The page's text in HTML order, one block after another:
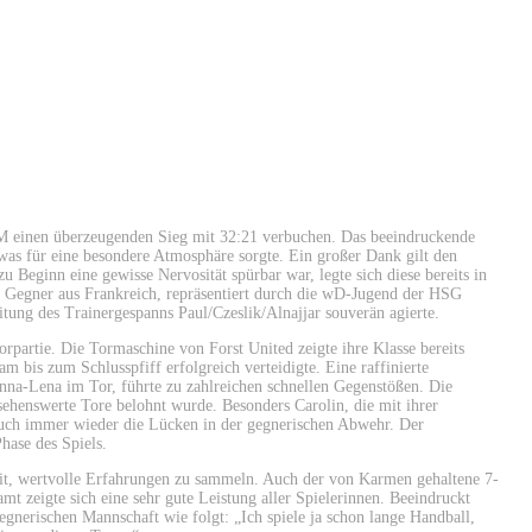
überzeugenden Sieg mit 32:21 verbuchen. Das beeindruckende
für eine besondere Atmosphäre sorgte. Ein großer Dank gilt den
Beginn eine gewisse Nervosität spürbar war, legte sich diese bereits in
aus Frankreich, repräsentiert durch die wD-Jugend der HSG
des Trainergespanns Paul/Czeslik/Alnajjar souverän agierte.
Die Tormaschine von Forst United zeigte ihre Klasse bereits
bis zum Schlusspfiff erfolgreich verteidigte. Eine raffinierte
Lena im Tor, führte zu zahlreichen schnellen Gegenstößen. Die
Tore belohnt wurde. Besonders Carolin, die mit ihrer
immer wieder die Lücken in der gegnerischen Abwehr. Der
des Spiels.
wertvolle Erfahrungen zu sammeln. Auch der von Karmen gehaltene 7-
zeigte sich eine sehr gute Leistung aller Spielerinnen. Beeindruckt
Mannschaft wie folgt: „Ich spiele ja schon lange Handball,